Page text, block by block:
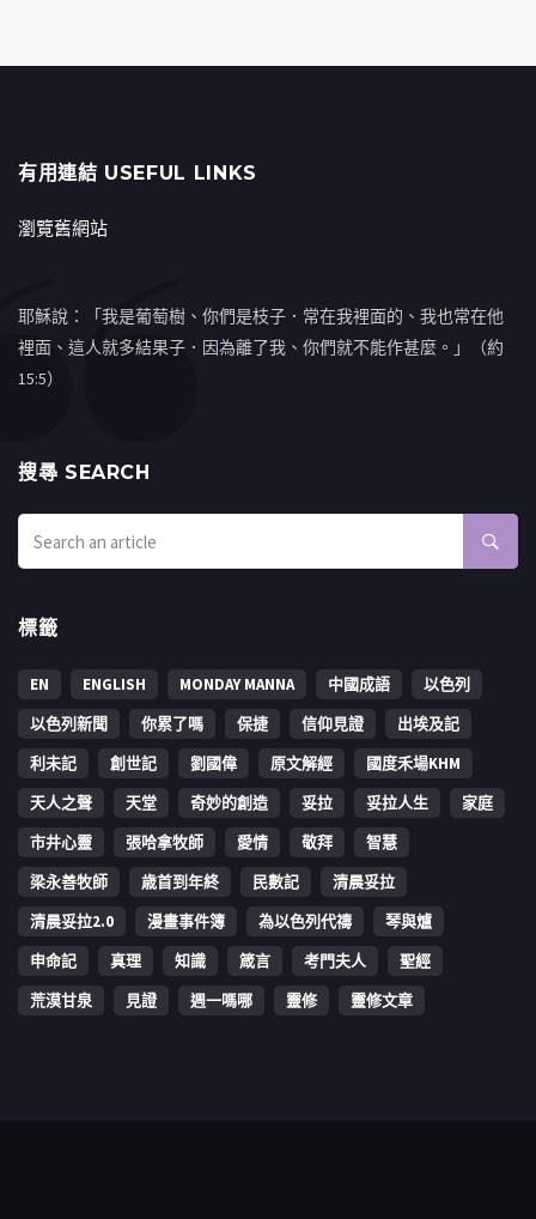
有用連結 USEFUL LINKS
瀏覽舊網站
耶穌說：「我是葡萄樹、你們是枝子．常在我裡面的、我也常在他
裡面、這人就多結果子．因為離了我、你們就不能作甚麼。」（約
15:5）
搜㝷 SEARCH
標籤
EN ENGLISH MONDAY MANNA 中國成語
以色列
以色列新聞
你累了嗎 保捷 信仰見證
出埃及記
利未記
創世記 劉國偉 原文解經
國度禾場KHM
天人之聲
天堂 奇妙的創造 妥拉 妥拉人生
家庭
市井心靈
張哈拿牧師 愛情 敬拜
智慧
梁永善牧師
歳首到年終 民數記
清晨妥拉
清晨妥拉2.0
漫畫事件簿 為以色列代禱
琴與爐
申命記
真理 知識 箴言 考門夫人
聖經
荒漠甘泉
見證 週一嗎哪 靈修 靈修文章